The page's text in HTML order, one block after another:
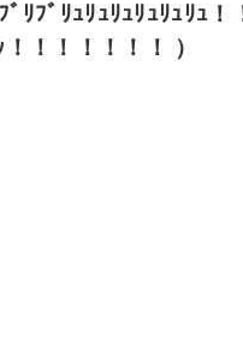
ﾘﾌﾞﾘｭﾘｭﾘｭﾘｭﾘｭﾘｭ！
！！！！！！ ）